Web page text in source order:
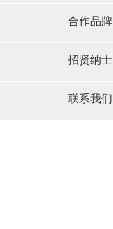
合作品牌
招贤纳士
联系我们